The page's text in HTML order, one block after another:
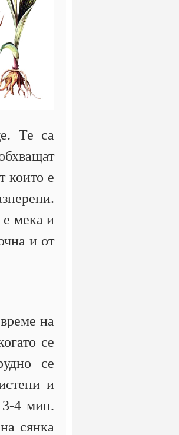
Те са
които е
е мека и
и от
на
се
се
и
3-4 мин.
сянка